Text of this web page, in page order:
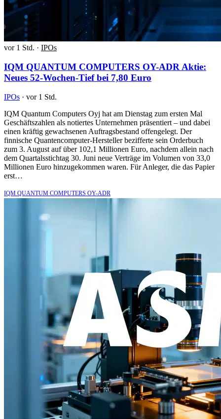
vor 1 Std. · IPOs
IQM QUANTUM COMPUTERS OY-ADR Aktie:
Neues 52-Wochen-Tief bei 7,80 Euro
IPOs · vor 1 Std.
IQM Quantum Computers Oyj hat am Dienstag zum ersten Mal
Geschäftszahlen als notiertes Unternehmen präsentiert – und dabei
einen kräftig gewachsenen Auftragsbestand offengelegt. Der
finnische Quantencomputer-Hersteller bezifferte sein Orderbuch
zum 3. August auf über 102,1 Millionen Euro, nachdem allein nach
dem Quartalsstichtag 30. Juni neue Verträge im Volumen von 33,0
Millionen Euro hinzugekommen waren. Für Anleger, die das Papier
erst…
IQM QUANTUM COMPUTERS OY-ADR